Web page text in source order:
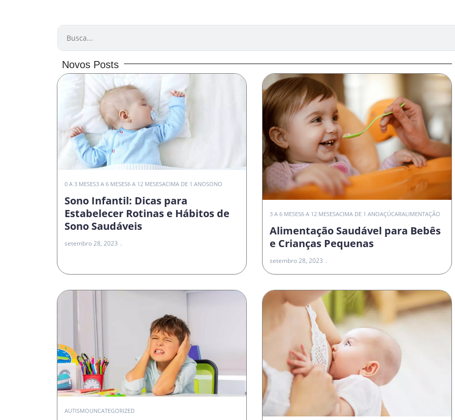
PESQUISAR
Novos Posts
0 A 3 MESES3 A 6 MESES6 A 12 MESESACIMA DE 1 ANOSONO
Sono Infantil: Dicas para
Estabelecer Rotinas e Hábitos de
Sono Saudáveis
setembro 28, 2023
3 A 6 MESES6 A 12 MESESACIMA DE 1 ANOAÇÚCARALIMENTAÇÃO
Alimentação Saudável para Bebês
e Crianças Pequenas
setembro 28, 2023
AUTISMOUNCATEGORIZED